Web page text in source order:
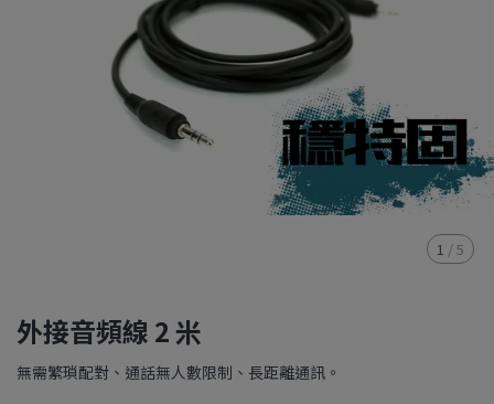
1 /5
外接音頻線 2 米
無需繁瑣配對、通話無人數限制、長距離通訊。